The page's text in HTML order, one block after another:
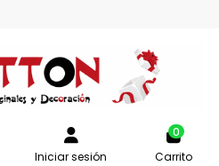
Iniciar sesión
0
Carrito